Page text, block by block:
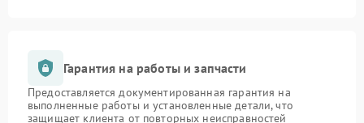
Гарантия на работы и запчасти
Предоставляется документированная гарантия на
выполненные работы и установленные детали, что
защищает клиента от повторных неисправностей